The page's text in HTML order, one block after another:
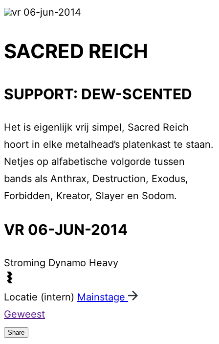
vr 06-jun-2014
SACRED REICH
SUPPORT: DEW-SCENTED
Het is eigenlijk vrij simpel, Sacred Reich
hoort in elke metalhead’s platenkast te staan.
Netjes op alfabetische volgorde tussen
bands als Anthrax, Destruction, Exodus,
Forbidden, Kreator, Slayer en Sodom.
VR 06-JUN-2014
Stroming Dynamo Heavy
Locatie (intern) Mainstage
Geweest
Share